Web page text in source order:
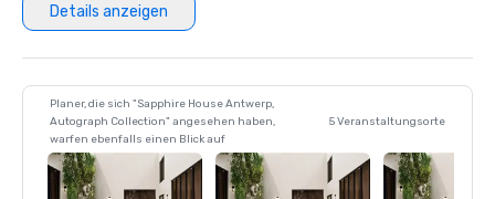
Details anzeigen
Planer, die sich "Sapphire House Antwerp,
Autograph Collection" angesehen haben,
warfen ebenfalls einen Blick auf
5 Veranstaltungsorte